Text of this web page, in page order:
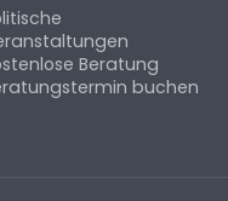
Beratung
buchen